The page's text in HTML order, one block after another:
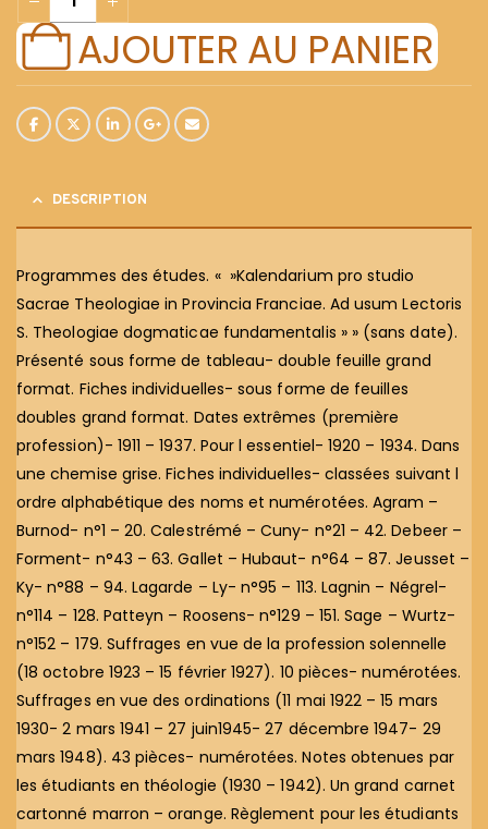
AJOUTER AU PANIER
DESCRIPTION
Programmes des études. « »Kalendarium pro studio
Sacrae Theologiae in Provincia Franciae. Ad usum Lectoris
S. Theologiae dogmaticae fundamentalis » » (sans date).
Présenté sous forme de tableau- double feuille grand
format. Fiches individuelles- sous forme de feuilles
doubles grand format. Dates extrêmes (première
profession)- 1911 – 1937. Pour l essentiel- 1920 – 1934. Dans
une chemise grise. Fiches individuelles- classées suivant l
ordre alphabétique des noms et numérotées. Agram –
Burnod- n°1 – 20. Calestrémé – Cuny- n°21 – 42. Debeer –
Forment- n°43 – 63. Gallet – Hubaut- n°64 – 87. Jeusset –
Ky- n°88 – 94. Lagarde – Ly- n°95 – 113. Lagnin – Négrel-
n°114 – 128. Patteyn – Roosens- n°129 – 151. Sage – Wurtz-
n°152 – 179. Suffrages en vue de la profession solennelle
(18 octobre 1923 – 15 février 1927). 10 pièces- numérotées.
Suffrages en vue des ordinations (11 mai 1922 – 15 mars
1930- 2 mars 1941 – 27 juin1945- 27 décembre 1947- 29
mars 1948). 43 pièces- numérotées. Notes obtenues par
les étudiants en théologie (1930 – 1942). Un grand carnet
cartonné marron – orange. Règlement pour les étudiants